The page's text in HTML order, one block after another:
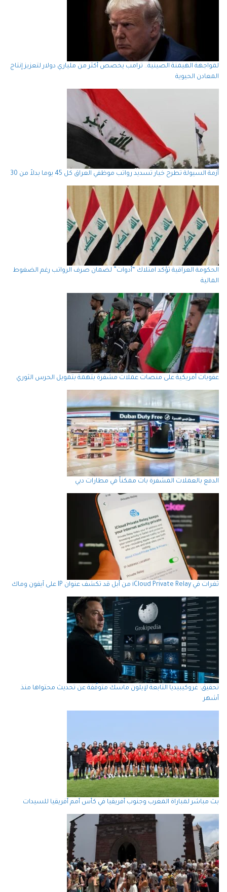
لمواجهة الهيمنة الصينية.. ترامب يخصص أكثر من ملياري دولار لتعزيز إنتاج
المعادن الحيوية
أزمة السيولة تطرح خيار تسديد رواتب موظفي العراق كل 45 يوما بدلاً من 30
الحكومة العراقية تؤكد امتلاك “أدوات” لضمان صرف الرواتب رغم الضغوط
المالية
عقوبات أمريكية على منصات عملات مشفرة بتهمة بتمويل الحرس الثوري
الدفع بالعملات المشفرة بات ممكناً في مطارات دبي
ثغرات في iCloud Private Relay من أبل قد تكشف عنوان IP على آيفون وماك
تحقيق: غروكيبيديا التابعة لإيلون ماسك متوقّفة عن تحديث محتواها منذ
أشهر
بث مباشر لمباراة المغرب وجنوب أفريقيا في كأس أمم أفريقيا للسيدات